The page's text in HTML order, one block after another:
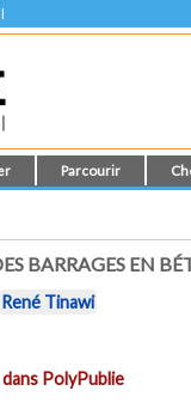
Parcourir
BARRAGES EN
René Tinawi
PolyPublie